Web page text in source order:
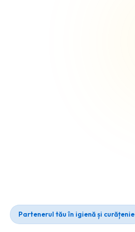
Partenerul tău în igienă și curățenie